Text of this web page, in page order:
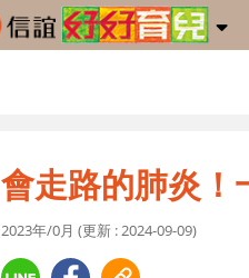
會走路的肺炎！
2023年/0月 (更新 : 2024-09-09)